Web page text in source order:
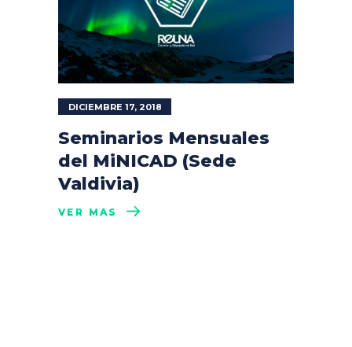
DICIEMBRE 17, 2018
Seminarios Mensuales
del MiNICAD (Sede
Valdivia)
VER MÁS